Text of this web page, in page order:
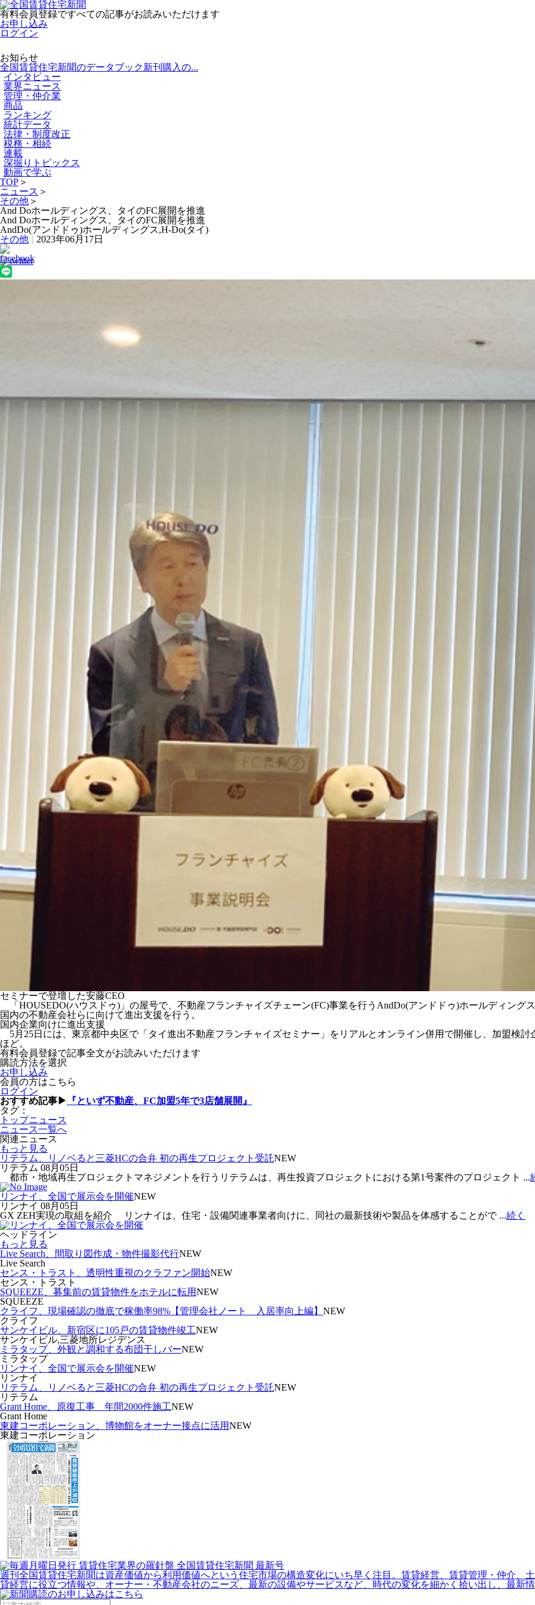
有料会員登録ですべての記事がお読みいただけます
お申し込み
ログイン
お知らせ
全国賃貸住宅新聞のデータブック新刊購入の...
インタビュー
業界ニュース
管理・仲介業
商品
ランキング
統計データ
法律・制度改正
税務・相続
連載
深掘りトピックス
動画で学ぶ
TOP ＞
ニュース ＞
その他 ＞
And Doホールディングス、タイのFC展開を推進
And Doホールディングス、タイのFC展開を推進
AndDo(アンドドゥ)ホールディングス,H‐Do(タイ)
その他 | 2023年06月17日
セミナーで登壇した安藤CEO
「HOUSEDO(ハウスドゥ)」の屋号で、不動産フランチャイズチェーン(FC)事業を行うAndDo(アンドドゥ)ホールディング
国内の不動産会社らに向けて進出支援を行う。
国内企業向けに進出支援
5月25日には、東京都中央区で「タイ進出不動産フランチャイズセミナー」をリアルとオンライン併用で開催し、加盟検
ほど。
有料会員登録で記事全文がお読みいただけます
購読方法を選択
お申し込み
会員の方はこちら
ログイン
おすすめ記事▶
『といず不動産、FC加盟5年で3店舗展開』
タグ：
トップニュース
ニュース一覧へ
関連ニュース
もっと見る
リテラム、リノベると三菱HCの合弁 初の再生プロジェクト受託NEW
リテラム 08月05日
都市・地域再生プロジェクトマネジメントを行うリテラムは、再生投資プロジェクトにおける第1号案件のプロジェクト ...
リンナイ、全国で展示会を開催NEW
リンナイ 08月05日
GX ZEH実現の取組を紹介 リンナイは、住宅・設備関連事業者向けに、同社の最新技術や製品を体感することがで ...続く
ヘッドライン
もっと見る
Live Search、間取り図作成・物件撮影代行NEW
Live Search
センス・トラスト、透明性重視のクラファン開始NEW
センス・トラスト
SQUEEZE、募集前の賃貸物件をホテルに転用NEW
SQUEEZE
クライフ、現場確認の徹底で稼働率98%【管理会社ノート 入居率向上編】 NEW
クライフ
サンケイビル、新宿区に105戸の賃貸物件竣工NEW
サンケイビル,三菱地所レジデンス
ミラタップ、外観と調和する布団干しバーNEW
ミラタップ
リンナイ、全国で展示会を開催NEW
リンナイ
リテラム、リノベると三菱HCの合弁 初の再生プロジェクト受託NEW
リテラム
Grant Home、原復工事 年間2000件施工NEW
Grant Home
東建コーポレーション、博物館をオーナー接点に活用NEW
東建コーポレーション
週刊全国賃貸住宅新聞は資産価値から利用価値へという住宅市場の構造変化にいち早く注目。賃貸経営、賃貸管理・仲介、
貸経営に役立つ情報や、オーナー・不動産会社のニーズ、最新の設備やサービスなど、時代の変化を細かく拾い出し、最新